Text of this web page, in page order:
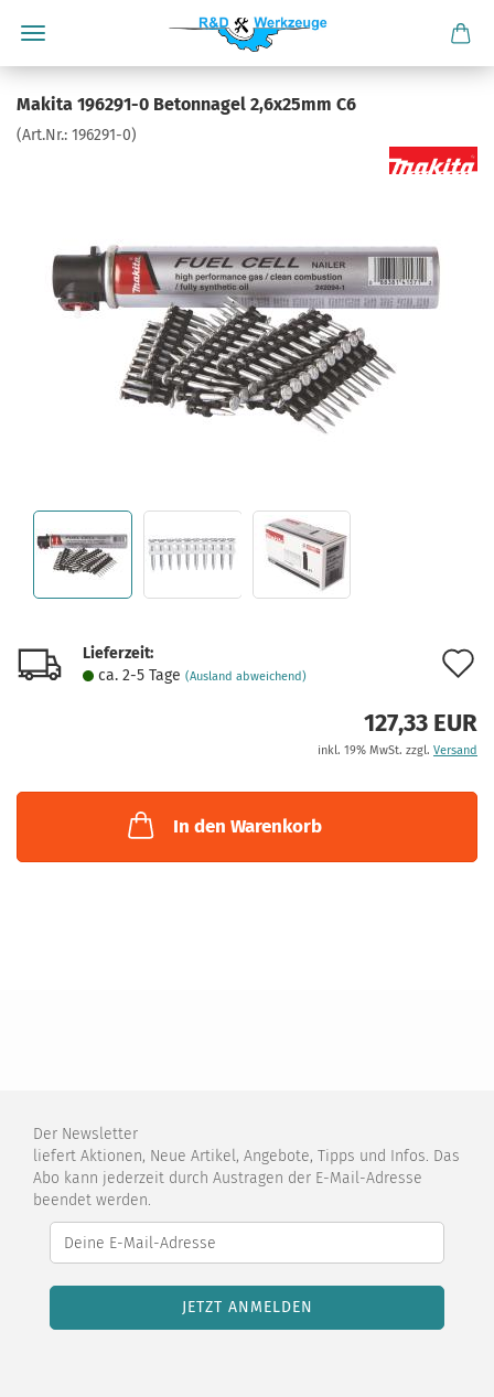
Makita 196291-0 Betonnagel 2,6x25mm C6
(Art.Nr.: 196291-0)
Lieferzeit:
ca. 2-5 Tage (Ausland abweichend)
127,33 EUR
inkl. 19% MwSt. zzgl. Versand
In den Warenkorb
Der Newsletter
liefert Aktionen, Neue Artikel, Angebote, Tipps und Infos. Das
Abo kann jederzeit durch Austragen der E-Mail-Adresse
beendet werden.